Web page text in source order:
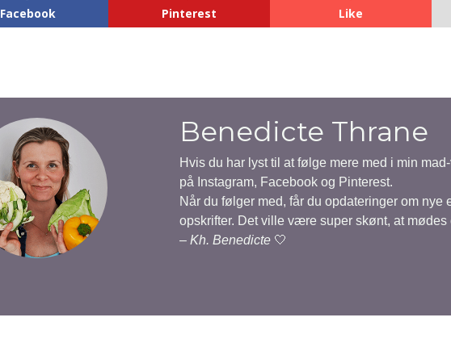
Facebook Pinterest Like
Benedicte Thrane
Hvis du har lyst til at følge mere med i min
på Instagram, Facebook og Pinterest.
Når du følger med, får du opdateringer om nye
opskrifter. Det ville være super skønt, at mødes
– Kh. Benedicte 🤍